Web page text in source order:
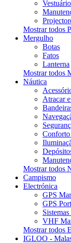
Vestuário
Mostrar todos
Mergulho
Botas
Fatos
Lanterna
Mostrar todos
Náutica
Atracar
Mostrar todos
Campismo
Electrónica
GPS
GPS
VHF
Mostrar todos
IGLOO -